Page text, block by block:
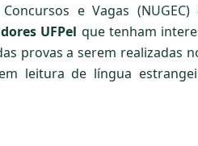
e Vagas
UFPel que tenham
provas a serem realizadas
leitura de língua